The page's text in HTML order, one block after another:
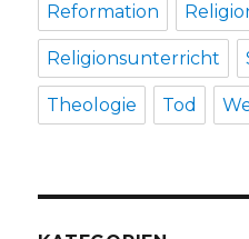
Reformation
Religionsunterricht
Theologie Tod